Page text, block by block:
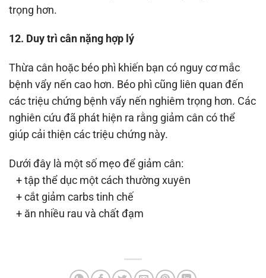
trọng hơn.
12. Duy trì cân nặng hợp lý
Thừa cân hoặc béo phì khiến bạn có nguy cơ mắc
bệnh vẩy nến cao hơn. Béo phì cũng liên quan đến
các triệu chứng bệnh vẩy nến nghiêm trọng hơn. Các
nghiên cứu đã phát hiện ra rằng giảm cân có thể
giúp cải thiện các triệu chứng này.
Dưới đây là một số mẹo để giảm cân:
+ tập thể dục một cách thường xuyên
+ cắt giảm carbs tinh chế
+ ăn nhiều rau và chất đạm